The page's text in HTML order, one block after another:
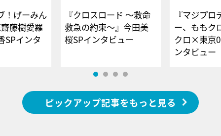
！げーみん
藤樹愛羅
SPインタ
『クロスロード ～救命
救急の約束～』今田美
桜SPインタビュー
『マジプロ
ー、ももク
クロ×東京
ンタビュー
ピックアップ記事をもっと見る